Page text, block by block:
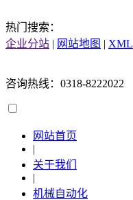
热门搜索：
企业分站 | 网站地图 | XML
咨询热线：0318-8222022
网站首页
|
关于我们
|
机械自动化